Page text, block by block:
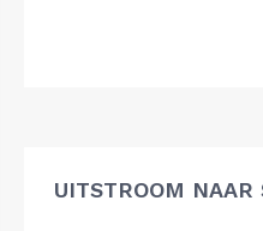
UITSTROOM NAAR